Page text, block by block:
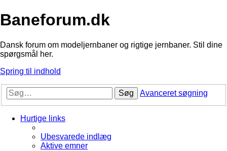
Baneforum.dk
Dansk forum om modeljernbaner og rigtige jernbaner. Stil dine
spørgsmål her.
Spring til indhold
Søg Avanceret søgning
Hurtige links
Ubesvarede indlæg
Aktive emner